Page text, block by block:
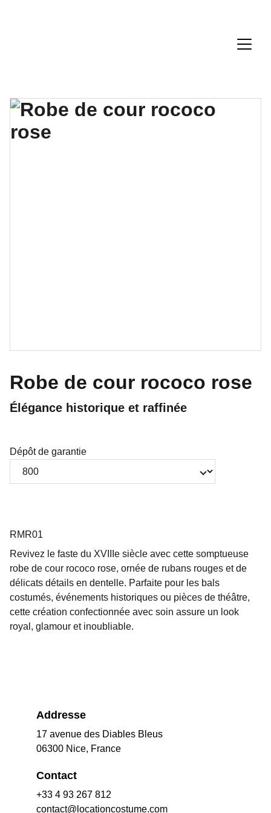
Robe de cour rococo rose
Élégance historique et raffinée
Dépôt de garantie
RMR01
Revivez le faste du XVIIIe siècle avec cette somptueuse
robe de cour rococo rose, ornée de rubans rouges et de
délicats détails en dentelle. Parfaite pour les bals
costumés, événements historiques ou pièces de théâtre,
cette création confectionnée avec soin assure un look
royal, glamour et inoubliable.
Addresse
17 avenue des Diables Bleus
06300 Nice, France
Contact
+33 4 93 267 812
contact@locationcostume.com